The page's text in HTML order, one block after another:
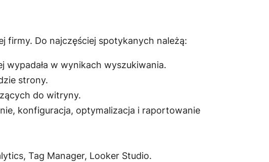
firmy. Do najczęściej spotykanych należą:
wypadała w wynikach wyszukiwania.
strony.
do witryny.
konfiguracja, optymalizacja i raportowanie
Tag Manager, Looker Studio.